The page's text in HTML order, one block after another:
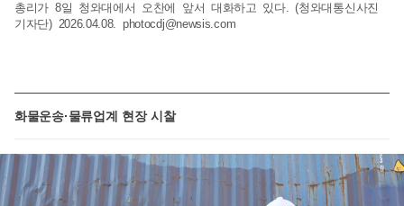
총리가 8일 청와대에서 오찬에 앞서 대화하고 있다. (청와대통신사진
기자단) 2026.04.08. photocdj@newsis.com
화물운송·물류업계 현장 시찰